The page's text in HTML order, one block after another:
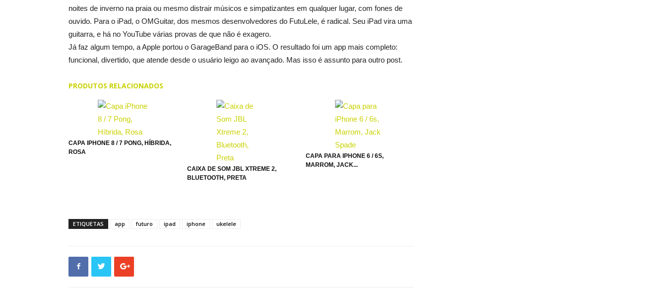
noites de inverno na praia ou mesmo distrair músicos e simpatizantes em qualquer lugar, com fones de
ouvido. Para o iPad, o OMGuitar, dos mesmos desenvolvedores do FutuLele, é radical. Seu iPad vira uma
guitarra, e há no YouTube várias provas de que não é exagero.
Já faz algum tempo, a Apple portou o GarageBand para o iOS. O resultado foi um app mais completo:
funcional, divertido, que atende desde o usuário leigo ao avançado. Mas isso é assunto para outro post.
PRODUTOS RELACIONADOS
CAPA IPHONE 8 / 7 PONG, HÍBRIDA,
ROSA
CAIXA DE SOM JBL XTREME 2,
BLUETOOTH, PRETA
CAPA PARA IPHONE 6 / 6S,
MARROM, JACK...
ETIQUETAS app futuro ipad iphone ukelele